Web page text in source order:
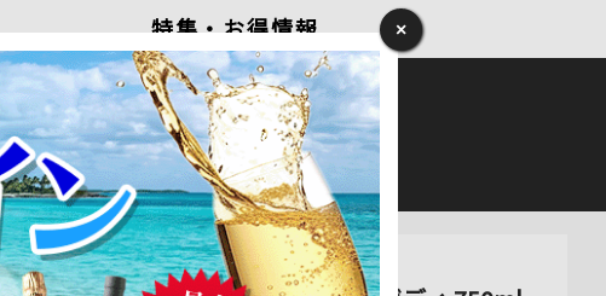
特集・お得情報
荷
リック
川急便のHPをご確認下さい。
×